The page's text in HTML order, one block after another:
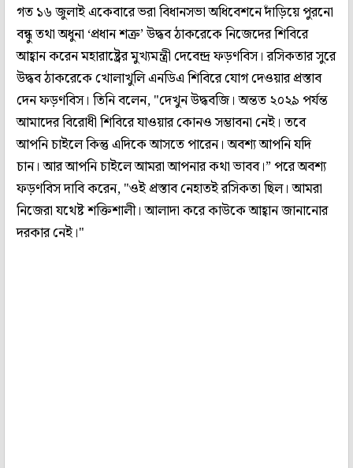
গত ১৬ জুলাই একেবারে ভরা বিধানসভা অধিবেশনে দাঁড়িয়ে পুরনো
বন্ধু তথা অধুনা ‘প্রধান শত্রু’ উদ্ধব ঠাকরেকে নিজেদের শিবিরে
আহ্বান করেন মহারাষ্ট্রের মুখ্যমন্ত্রী দেবেন্দ্র ফড়ণবিস। রসিকতার সুরে
উদ্ধব ঠাকরেকে খোলাখুলি এনডিএ শিবিরে যোগ দেওয়ার প্রস্তাব
দেন ফড়ণবিস। তিনি বলেন, "দেখুন উদ্ধবজি। অন্তত ২০২৯ পর্যন্ত
আমাদের বিরোধী শিবিরে যাওয়ার কোনও সম্ভাবনা নেই। তবে
আপনি চাইলে কিন্তু এদিকে আসতে পারেন। অবশ্য আপনি যদি
চান। আর আপনি চাইলে আমরা আপনার কথা ভাবব।” পরে অবশ্য
ফড়ণবিস দাবি করেন, "ওই প্রস্তাব নেহাতই রসিকতা ছিল। আমরা
নিজেরা যথেষ্ট শক্তিশালী। আলাদা করে কাউকে আহ্বান জানানোর
দরকার নেই।"